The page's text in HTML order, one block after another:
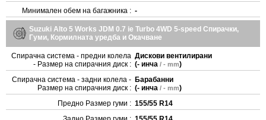
Минимален обем на багажника : -
Suzuki Alto 5 Works JDM 0.7 ie Turbo 4WD 5-speed Спирачки,
Гуми, Кормилната уредба и Окачване
Спирачна система - предни колела
- Размер на спирачния диск :
Дискови вентилирани
(- инча / - mm)
Спирачна система - задни колела -
Размер на спирачния диск :
Барабанни
(- инча / - mm)
Предно Размер гуми : 155/55 R14